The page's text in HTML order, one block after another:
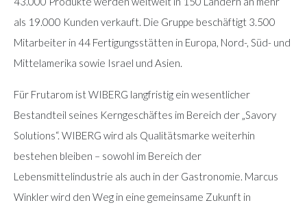
als 19.000 Kunden verkauft. Die Gruppe beschäftigt 3.500
Mitarbeiter in 44 Fertigungsstätten in Europa, Nord-, Süd- und
Mittelamerika sowie Israel und Asien.
Für Frutarom ist WIBERG langfristig ein wesentlicher
Bestandteil seines Kerngeschäftes im Bereich der „Savory
Solutions“. WIBERG wird als Qualitätsmarke weiterhin
bestehen bleiben – sowohl im Bereich der
Lebensmittelindustrie als auch in der Gastronomie. Marcus
Winkler wird den Weg in eine gemeinsame Zukunft in